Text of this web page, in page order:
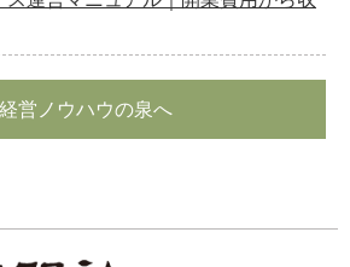
経営ノウハウの泉へ